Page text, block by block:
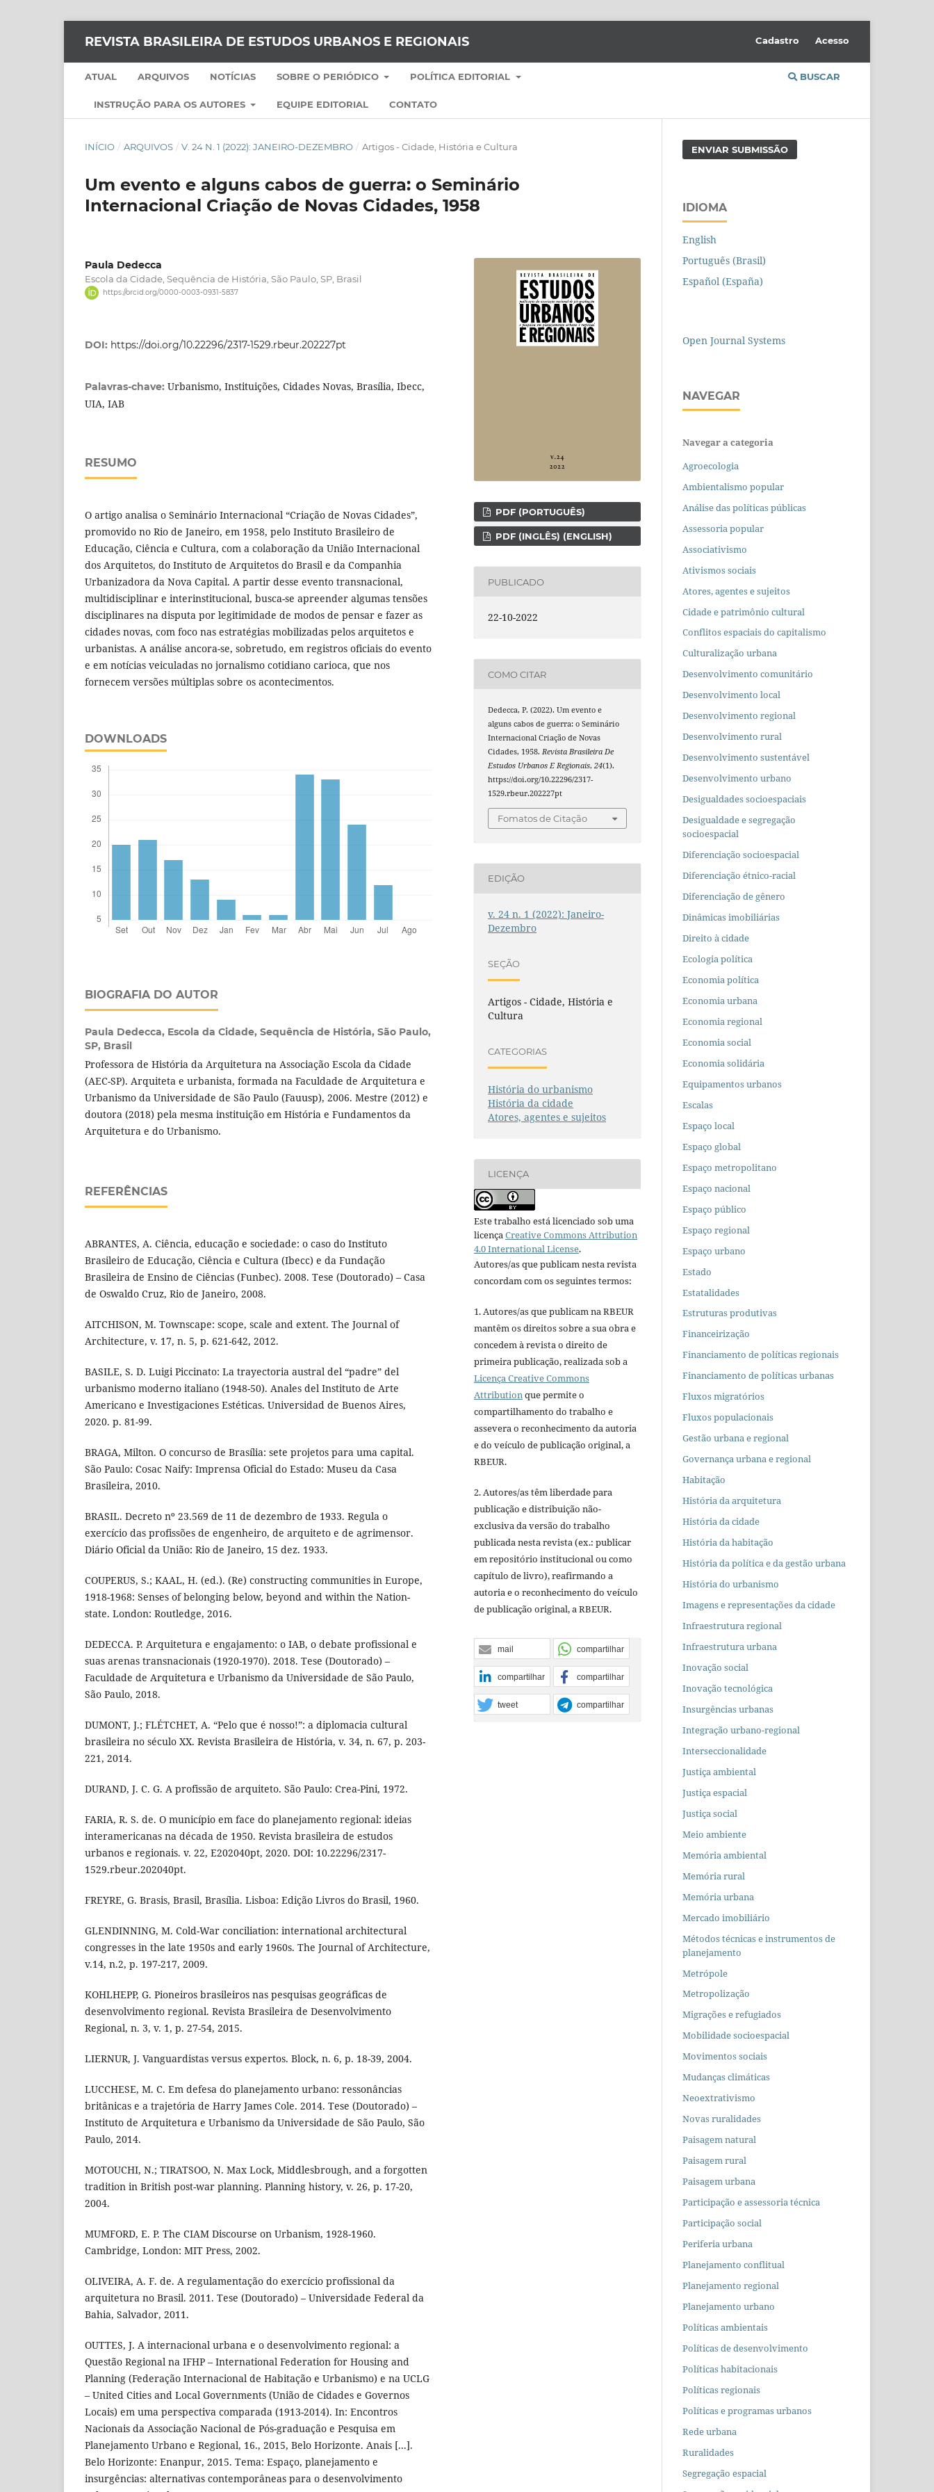
REVISTA BRASILEIRA DE ESTUDOS URBANOS E REGIONAIS
ATUAL ARQUIVOS NOTÍCIAS SOBRE O PERIÓDICO POLÍTICA EDITORIAL
INSTRUÇÃO PARA OS AUTORES EQUIPE EDITORIAL CONTATO
BUSCAR
Cadastro Acesso
INÍCIO / ARQUIVOS / V. 24 N. 1 (2022): JANEIRO-DEZEMBRO / Artigos - Cidade, História e Cultura
Um evento e alguns cabos de guerra: o Seminário
Internacional Criação de Novas Cidades, 1958
Paula Dedecca
Escola da Cidade, Sequência de História, São Paulo, SP, Brasil
https://orcid.org/0000-0003-0931-5837
DOI: https://doi.org/10.22296/2317-1529.rbeur.202227pt
Palavras-chave: Urbanismo, Instituições, Cidades Novas, Brasília, Ibecc,
UIA, IAB
RESUMO
O artigo analisa o Seminário Internacional “Criação de Novas Cidades”,
promovido no Rio de Janeiro, em 1958, pelo Instituto Brasileiro de
Educação, Ciência e Cultura, com a colaboração da União Internacional
dos Arquitetos, do Instituto de Arquitetos do Brasil e da Companhia
Urbanizadora da Nova Capital. A partir desse evento transnacional,
multidisciplinar e interinstitucional, busca-se apreender algumas tensões
disciplinares na disputa por legitimidade de modos de pensar e fazer as
cidades novas, com foco nas estratégias mobilizadas pelos arquitetos e
urbanistas. A análise ancora-se, sobretudo, em registros oficiais do evento
e em notícias veiculadas no jornalismo cotidiano carioca, que nos
fornecem versões múltiplas sobre os acontecimentos.
DOWNLOADS
BIOGRAFIA DO AUTOR
Paula Dedecca, Escola da Cidade, Sequência de História, São Paulo,
SP, Brasil
Professora de História da Arquitetura na Associação Escola da Cidade
(AEC-SP). Arquiteta e urbanista, formada na Faculdade de Arquitetura e
Urbanismo da Universidade de São Paulo (Fauusp), 2006. Mestre (2012) e
doutora (2018) pela mesma instituição em História e Fundamentos da
Arquitetura e do Urbanismo.
REFERÊNCIAS
ABRANTES, A. Ciência, educação e sociedade: o caso do Instituto
Brasileiro de Educação, Ciência e Cultura (Ibecc) e da Fundação
Brasileira de Ensino de Ciências (Funbec). 2008. Tese (Doutorado) – Casa
de Oswaldo Cruz, Rio de Janeiro, 2008.
AITCHISON, M. Townscape: scope, scale and extent. The Journal of
Architecture, v. 17, n. 5, p. 621-642, 2012.
BASILE, S. D. Luigi Piccinato: La trayectoria austral del “padre” del
urbanismo moderno italiano (1948-50). Anales del Instituto de Arte
Americano e Investigaciones Estéticas. Universidad de Buenos Aires,
2020. p. 81-99.
BRAGA, Milton. O concurso de Brasília: sete projetos para uma capital.
São Paulo: Cosac Naify: Imprensa Oficial do Estado: Museu da Casa
Brasileira, 2010.
BRASIL. Decreto nº 23.569 de 11 de dezembro de 1933. Regula o
exercício das profissões de engenheiro, de arquiteto e de agrimensor.
Diário Oficial da União: Rio de Janeiro, 15 dez. 1933.
COUPERUS, S.; KAAL, H. (ed.). (Re) constructing communities in Europe,
1918-1968: Senses of belonging below, beyond and within the Nation-
state. London: Routledge, 2016.
DEDECCA. P. Arquitetura e engajamento: o IAB, o debate profissional e
suas arenas transnacionais (1920-1970). 2018. Tese (Doutorado) –
Faculdade de Arquitetura e Urbanismo da Universidade de São Paulo,
São Paulo, 2018.
DUMONT, J.; FLÉTCHET, A. “Pelo que é nosso!”: a diplomacia cultural
brasileira no século XX. Revista Brasileira de História, v. 34, n. 67, p. 203-
221, 2014.
DURAND, J. C. G. A profissão de arquiteto. São Paulo: Crea-Pini, 1972.
FARIA, R. S. de. O município em face do planejamento regional: ideias
interamericanas na década de 1950. Revista brasileira de estudos
urbanos e regionais. v. 22, E202040pt, 2020. DOI: 10.22296/2317-
1529.rbeur.202040pt.
FREYRE, G. Brasis, Brasil, Brasília. Lisboa: Edição Livros do Brasil, 1960.
GLENDINNING, M. Cold-War conciliation: international architectural
congresses in the late 1950s and early 1960s. The Journal of Architecture,
v.14, n.2, p. 197-217, 2009.
KOHLHEPP, G. Pioneiros brasileiros nas pesquisas geográficas de
desenvolvimento regional. Revista Brasileira de Desenvolvimento
Regional, n. 3, v. 1, p. 27-54, 2015.
LIERNUR, J. Vanguardistas versus expertos. Block, n. 6, p. 18-39, 2004.
LUCCHESE, M. C. Em defesa do planejamento urbano: ressonâncias
britânicas e a trajetória de Harry James Cole. 2014. Tese (Doutorado) –
Instituto de Arquitetura e Urbanismo da Universidade de São Paulo, São
Paulo, 2014.
MOTOUCHI, N.; TIRATSOO, N. Max Lock, Middlesbrough, and a forgotten
tradition in British post-war planning. Planning history, v. 26, p. 17-20,
2004.
MUMFORD, E. P. The CIAM Discourse on Urbanism, 1928-1960.
Cambridge, London: MIT Press, 2002.
OLIVEIRA, A. F. de. A regulamentação do exercício profissional da
arquitetura no Brasil. 2011. Tese (Doutorado) – Universidade Federal da
Bahia, Salvador, 2011.
OUTTES, J. A internacional urbana e o desenvolvimento regional: a
Questão Regional na IFHP – International Federation for Housing and
Planning (Federação Internacional de Habitação e Urbanismo) e na UCLG
– United Cities and Local Governments (União de Cidades e Governos
Locais) em uma perspectiva comparada (1913-2014). In: Encontros
Nacionais da Associação Nacional de Pós-graduação e Pesquisa em
Planejamento Urbano e Regional, 16., 2015, Belo Horizonte. Anais [...].
Belo Horizonte: Enanpur, 2015. Tema: Espaço, planejamento e
insurgências: alternativas contemporâneas para o desenvolvimento
PDF (PORTUGUÊS)
PDF (INGLÊS) (ENGLISH)
PUBLICADO
22-10-2022
COMO CITAR
Dedecca, P. (2022). Um evento e
alguns cabos de guerra: o Seminário
Internacional Criação de Novas
Cidades, 1958.Revista Brasileira De
Estudos Urbanos E Regionais,24(1).
https://doi.org/10.22296/2317-
1529.rbeur.202227pt
Fomatos de Citação
EDIÇÃO
v. 24 n. 1 (2022): Janeiro-
Dezembro
SEÇÃO
Artigos - Cidade, História e
Cultura
CATEGORIAS
História do urbanismo
História da cidade
Atores, agentes e sujeitos
LICENÇA
Este trabalho está licenciado sob uma
licençaCreative Commons Attribution
4.0 International License.
Autores/as que publicam nesta revista
concordam com os seguintes termos:
1. Autores/as que publicam na RBEUR
mantêm os direitos sobre a sua obra e
concedem à revista o direito de
primeira publicação, realizada sob a
Licença Creative Commons
Attributionque permite o
compartilhamento do trabalho e
assevera o reconhecimento da autoria
e do veículo de publicação original, a
RBEUR.
2. Autores/as têm liberdade para
publicação e distribuição não-
exclusiva da versão do trabalho
publicada nesta revista (ex.: publicar
em repositório institucional ou como
capítulo de livro), reafirmando a
autoria e o reconhecimento do veículo
de publicação original, a RBEUR.
mail compartilhar
compartilhar compartilhar
tweet compartilhar
ENVIAR SUBMISSÃO
IDIOMA
English
Português (Brasil)
Español (España)
Open Journal Systems
NAVEGAR
Navegar a categoria
Agroecologia
Ambientalismo popular
Análise das políticas públicas
Assessoria popular
Associativismo
Ativismos sociais
Atores, agentes e sujeitos
Cidade e patrimônio cultural
Conflitos espaciais do capitalismo
Culturalização urbana
Desenvolvimento comunitário
Desenvolvimento local
Desenvolvimento regional
Desenvolvimento rural
Desenvolvimento sustentável
Desenvolvimento urbano
Desigualdades socioespaciais
Desigualdade e segregação
socioespacial
Diferenciação socioespacial
Diferenciação étnico-racial
Diferenciação de gênero
Dinâmicas imobiliárias
Direito à cidade
Ecologia política
Economia política
Economia urbana
Economia regional
Economia social
Economia solidária
Equipamentos urbanos
Escalas
Espaço local
Espaço global
Espaço metropolitano
Espaço nacional
Espaço público
Espaço regional
Espaço urbano
Estado
Estatalidades
Estruturas produtivas
Financeirização
Financiamento de políticas regionais
Financiamento de políticas urbanas
Fluxos migratórios
Fluxos populacionais
Gestão urbana e regional
Governança urbana e regional
Habitação
História da arquitetura
História da cidade
História da habitação
História da política e da gestão urbana
História do urbanismo
Imagens e representações da cidade
Infraestrutura regional
Infraestrutura urbana
Inovação social
Inovação tecnológica
Insurgências urbanas
Integração urbano-regional
Interseccionalidade
Justiça ambiental
Justiça espacial
Justiça social
Meio ambiente
Memória ambiental
Memória rural
Memória urbana
Mercado imobiliário
Métodos técnicas e instrumentos de
planejamento
Metrópole
Metropolização
Migrações e refugiados
Mobilidade socioespacial
Movimentos sociais
Mudanças climáticas
Neoextrativismo
Novas ruralidades
Paisagem natural
Paisagem rural
Paisagem urbana
Participação e assessoria técnica
Participação social
Periferia urbana
Planejamento conflitual
Planejamento regional
Planejamento urbano
Políticas ambientais
Políticas de desenvolvimento
Políticas habitacionais
Políticas regionais
Políticas e programas urbanos
Rede urbana
Ruralidades
Segregação espacial